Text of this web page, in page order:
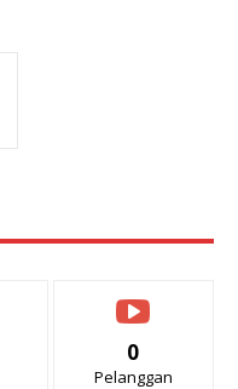
0
Pelanggan